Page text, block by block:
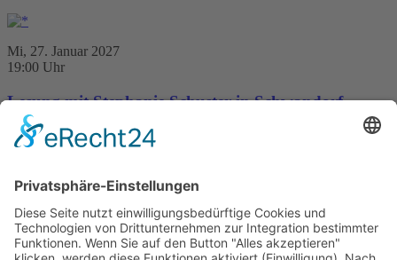
Mi, 27. Januar 2027
19:00 Uhr
Lesung mit Stephanie Schuster in Schwandorf
Stadtbibliothek Schwandorf
Sandstraße 5